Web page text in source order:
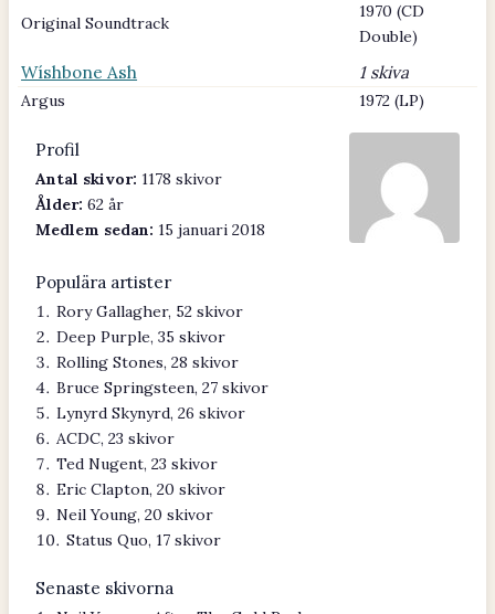
Original Soundtrack
1970 (CD
Double)
Wíshbone Ash 1 skiva
Argus 1972 (LP)
Profil
Antal skivor: 1178 skivor
Ålder: 62 år
Medlem sedan: 15 januari 2018
Populära artister
Rory Gallagher, 52 skivor
Deep Purple, 35 skivor
Rolling Stones, 28 skivor
Bruce Springsteen, 27 skivor
Lynyrd Skynyrd, 26 skivor
ACDC, 23 skivor
Ted Nugent, 23 skivor
Eric Clapton, 20 skivor
Neil Young, 20 skivor
Status Quo, 17 skivor
Senaste skivorna